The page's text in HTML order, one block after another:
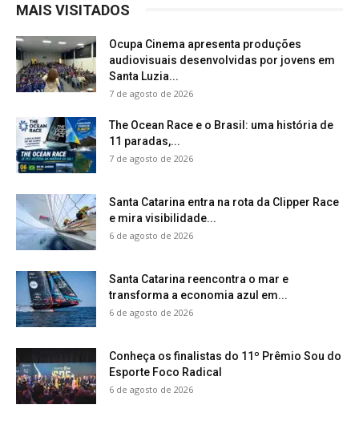
MAIS VISITADOS
Ocupa Cinema apresenta produções
audiovisuais desenvolvidas por jovens em
Santa Luzia...
7 de agosto de 2026
The Ocean Race e o Brasil: uma história de
11 paradas,...
7 de agosto de 2026
Santa Catarina entra na rota da Clipper Race
e mira visibilidade...
6 de agosto de 2026
Santa Catarina reencontra o mar e
transforma a economia azul em...
6 de agosto de 2026
Conheça os finalistas do 11º Prêmio Sou do
Esporte Foco Radical
6 de agosto de 2026